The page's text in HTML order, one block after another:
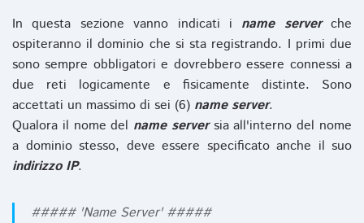
In questa sezione vanno indicati i name serverche
ospiteranno il dominio che si sta registrando. I primi due
sono sempre obbligatori e dovrebbero essere connessi a
due reti logicamente e fisicamente distinte. Sono
accettati un massimo di sei (6) name server.
Qualora il nome del name serversia all'interno del nome
a dominio stesso, deve essere specificato anche il suo
indirizzo IP.
##### 'Name Server' #####